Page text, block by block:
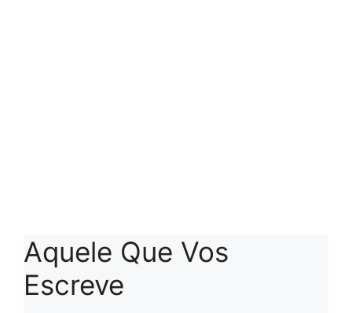
Aquele Que Vos
Escreve